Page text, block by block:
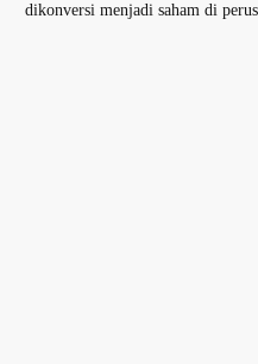
dikonversi menjadi saham di